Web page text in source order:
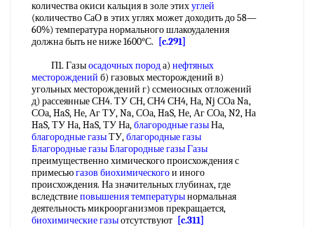
количества окиси кальция в золе этихуглей
(количество СаО в этих углях может доходить до 58—
60%) температура нормального шлакоудаления
должна быть не ниже 1600°С.
[c.291]
П1. Газыосадочных порода) нефтяных
месторождений б) газовых месторождений в)
угольных месторождений г) ссмеиосных отложений
д) рассеянные СН4. ТУ СН, СН4 СН4, На, Nj СОа Na,
СОа, HaS, Не, Аг ТУ, Na, СОа, HaS, Не, Аг СОа, N2, На
HaS, ТУ На, HaS, ТУ На,благородные газыНа,
благородные газыТУ,благородные газы
Благородные газы Благородныегазы Газы
преимущественно химического происхождения с
примесьюгазов биохимическогои иного
происхождения. На значительных глубинах, где
вследствиеповышения температурынормальная
деятельность микроорганизмов прекращается,
биохимические газыотсутствуют [c.311]